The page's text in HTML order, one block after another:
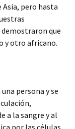
Asia, pero hasta
que
y otro africano.
persona y se
a la sangre y al